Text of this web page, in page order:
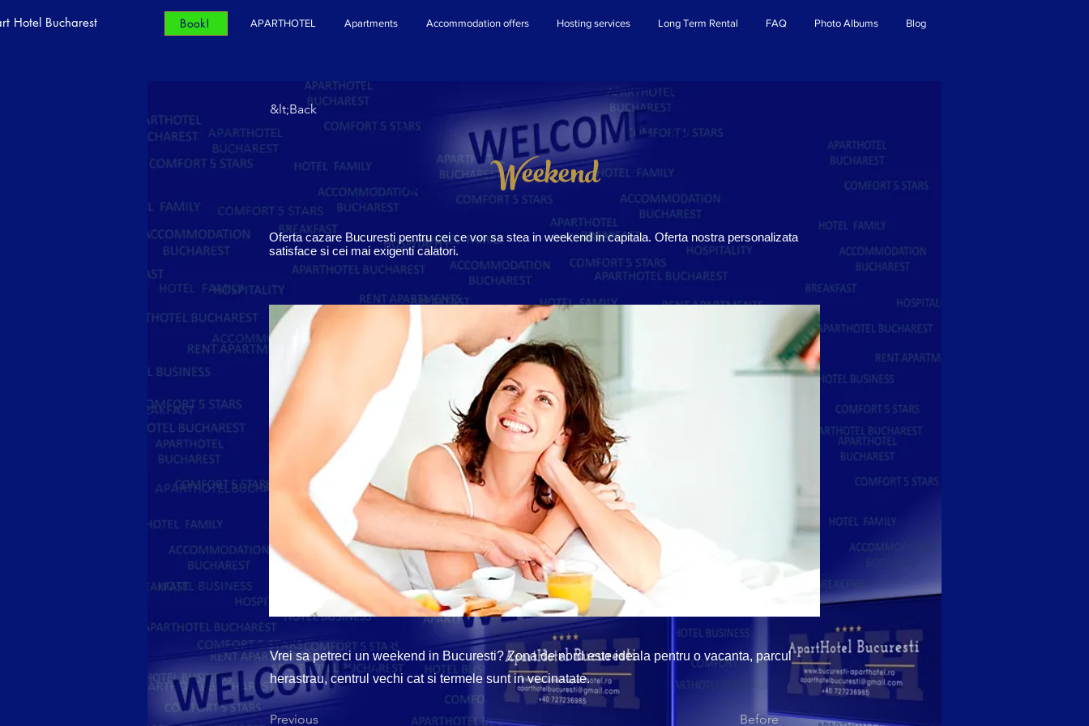
Hotel Bucharest Book! APARTHOTEL Apartments Accommodation offers Hosting services Long Term Rental FAQ Photo Albums Blog
&lt;Back
Weekend
Oferta cazare Bucuresti pentru cei ce vor sa stea in weekend in capitala. Oferta nostra personalizata
satisface si cei mai exigenti calatori.
Vrei sa petreci un weekend in Bucuresti? Zona de nord este ideala pentru o vacanta, parcul
herastrau, centrul vechi cat si termele sunt in vecinatate.
Previous Before